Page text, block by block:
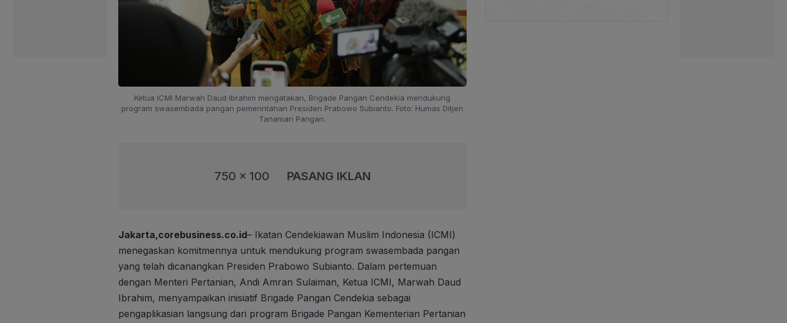
Ketua ICMI Marwah Daud Ibrahim mengatakan, Brigade Pangan Cendekia mendukung
program swasembada pangan pemerintahan Presiden Prabowo Subianto. Foto: Humas Ditjen
Tanaman Pangan.
750 x 100 PASANG IKLAN
Jakarta,corebusiness.co.id– Ikatan Cendekiawan Muslim Indonesia (ICMI)
menegaskan komitmennya untuk mendukung program swasembada pangan
yang telah dicanangkan Presiden Prabowo Subianto. Dalam pertemuan
dengan Menteri Pertanian, Andi Amran Sulaiman, Ketua ICMI, Marwah Daud
Ibrahim, menyampaikan inisiatif Brigade Pangan Cendekia sebagai
pengaplikasian langsung dari program Brigade Pangan Kementerian Pertanian